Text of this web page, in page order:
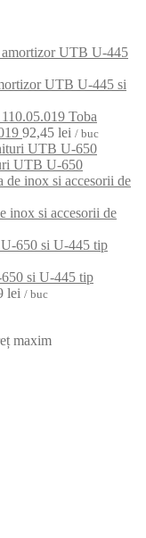
UTB U-445 si
Toba
92,45 lei / buc
UTB U-650
inox si accesorii de
si U-445 tip
lei / buc
maxim